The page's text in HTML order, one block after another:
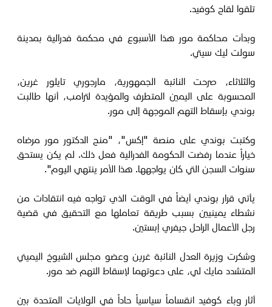
تلقوا لقاح كوفيد.
وبدأت محاكمة مور هذا الأسبوع في محكمة فدرالية بمدينة
سولت ليك سيتي.
والثلاثاء، صرحت النائبة الجمهورية، مارجوري تايلور غرين،
المحسوبة على اليمين المتطرف والمؤيدة لترامب، أنها طالبت
بوندي بإسقاط التهم الموجهة إلى مور.
وكتبت بوندي على منصة "إكس"، "منح الدكتور مور مرضاه
خياراً عندما رفضت الحكومة الفدرالية فعل ذلك. لم يكن يستحق
سنوات السجن التي كان يواجهها. هذا الأمر ينتهي اليوم".
يأتي قرار بوندي أيضاً في الوقت الذي تواجه فيه انتقادات من
نشطاء يمينيين بسبب طريقة تعاملها مع التحقيق في قضية
رجل الأعمال الراحل جيفري إبستين.
وشكرت وزيرة العدل النائبة غرين وعضو مجلس الشيوخ اليميني
المتشدد مايك لي، على دعوتهما لإسقاط التهم ضد مور.
أثار وباء كوفيد انقساماً سياسياً حاداً في الولايات المتحدة بين